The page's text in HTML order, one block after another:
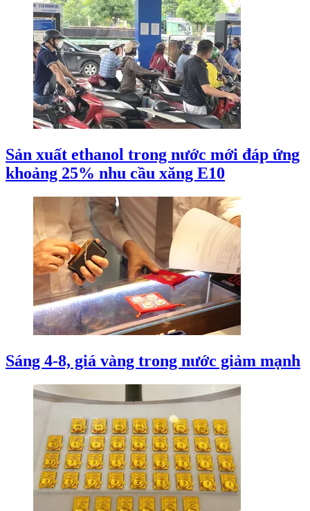
Sản xuất ethanol trong nước mới đáp ứng
khoảng 25% nhu cầu xăng E10
Sáng 4-8, giá vàng trong nước giảm mạnh